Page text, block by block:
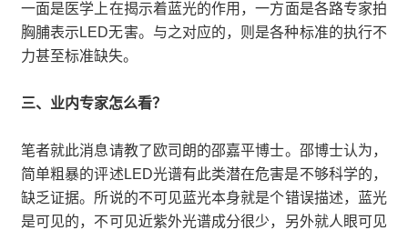
一面是医学上在揭示着蓝光的作用，一方面是各路专家拍
胸脯表示LED无害。与之对应的，则是各种标准的执行不
力甚至标准缺失。
三、业内专家怎么看？
笔者就此消息请教了欧司朗的邵嘉平博士。邵博士认为，
简单粗暴的评述LED光谱有此类潜在危害是不够科学的，
缺乏证据。所说的不可见蓝光本身就是个错误描述，蓝光
是可见的，不可见近紫外光谱成分很少，另外就人眼可见